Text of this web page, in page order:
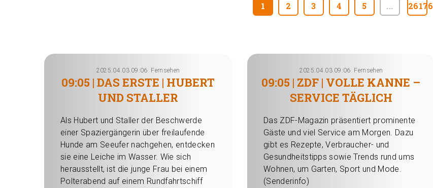
1 2 3 4 5 ... 26176
2025.04.03 09:06 Fernsehen
09:05 | DAS ERSTE | HUBERT
UND STALLER
Als Hubert und Staller der Beschwerde
einer Spaziergängerin über freilaufende
Hunde am Seeufer nachgehen, entdecken
sie eine Leiche im Wasser. Wie sich
herausstellt, ist die junge Frau bei einem
Polterabend auf einem Rundfahrtschiff
2025.04.03 09:06 Fernsehen
09:05 | ZDF | VOLLE KANNE –
SERVICE TÄGLICH
Das ZDF-Magazin präsentiert prominente
Gäste und viel Service am Morgen. Dazu
gibt es Rezepte, Verbraucher- und
Gesundheitstipps sowie Trends rund ums
Wohnen, um Garten, Sport und Mode.
(Senderinfo)